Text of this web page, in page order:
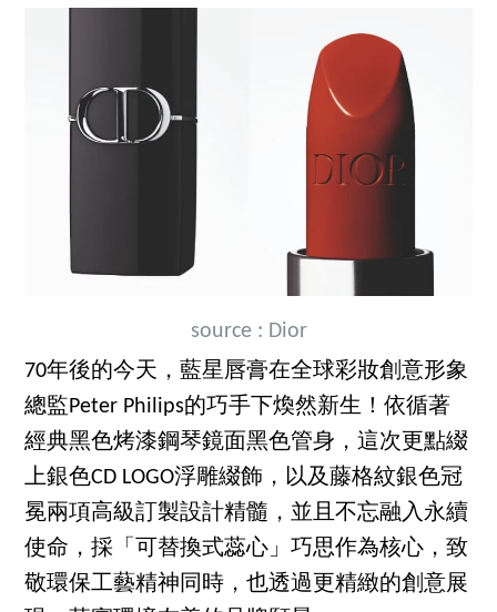
source : Dior
70年後的今天，藍星唇膏在全球彩妝創意形象
總監Peter Philips的巧手下煥然新生！依循著
經典黑色烤漆鋼琴鏡面黑色管身，這次更點綴
上銀色CD LOGO浮雕綴飾，以及藤格紋銀色冠
冕兩項高級訂製設計精髓，並且不忘融入永續
使命，採「可替換式蕊心」巧思作為核心，致
敬環保工藝精神同時，也透過更精緻的創意展